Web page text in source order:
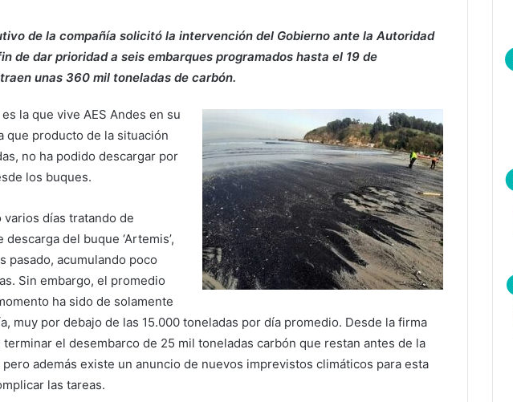
de la compañía solicitó la intervención del Gobierno ante la Autoridad
de dar prioridad a seis embarques programados hasta el 19 de
unas 360 mil toneladas de carbón.
la que vive AES Andes en su
que producto de la situación
no ha podido descargar por
los buques.
varios días tratando de
del buque ‘Artemis’,
pasado, acumulando poco
Sin embargo, el promedio
ha sido de solamente
muy por debajo de las 15.000 toneladas por día promedio. Desde la firma
el desembarco de 25 mil toneladas carbón que restan antes de la
además existe un anuncio de nuevos imprevistos climáticos para esta
las tareas.